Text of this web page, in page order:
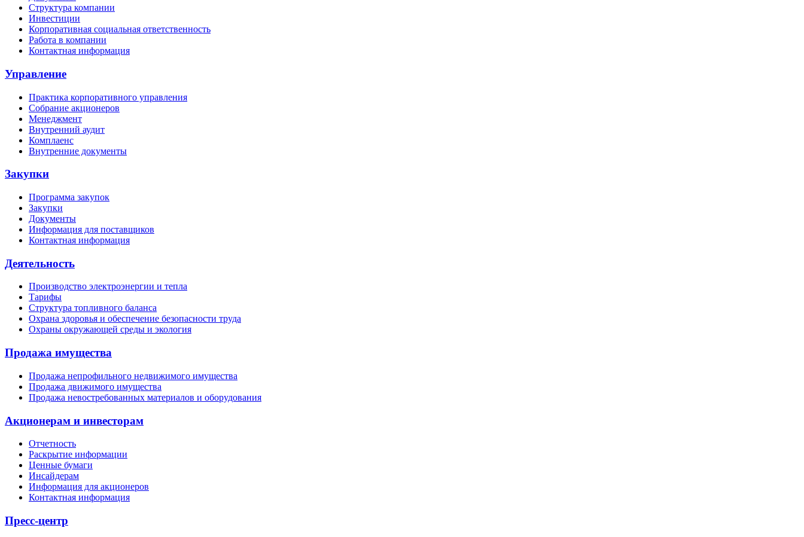
Структура компании
Инвестиции
Корпоративная социальная ответственность
Работа в компании
Контактная информация
Управление
Практика корпоративного управления
Собрание акционеров
Менеджмент
Внутренний аудит
Комплаенс
Внутренние документы
Закупки
Программа закупок
Закупки
Документы
Информация для поставщиков
Контактная информация
Деятельность
Производство электроэнергии и тепла
Тарифы
Структура топливного баланса
Охрана здоровья и обеспечение безопасности труда
Охраны окружающей среды и экология
Продажа имущества
Продажа непрофильного недвижимого имущества
Продажа движимого имущества
Продажа невостребованных материалов и оборудования
Акционерам и инвесторам
Отчетность
Раскрытие информации
Ценные бумаги
Инсайдерам
Информация для акционеров
Контактная информация
Пресс-центр